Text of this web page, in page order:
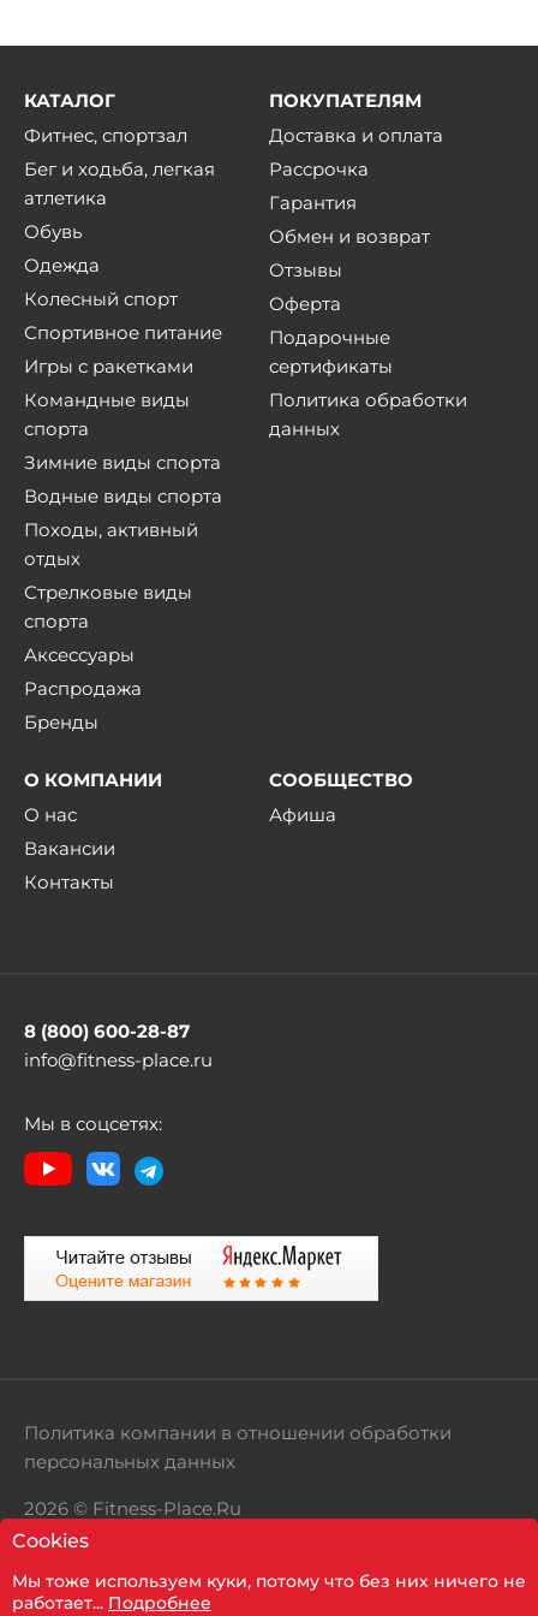
Показать фильтр
КАТАЛОГ
Фитнес, спортзал
Бег и ходьба, легкая
атлетика
Обувь
Одежда
Колесный спорт
Спортивное питание
Игры с ракетками
Командные виды
спорта
Зимние виды спорта
Водные виды спорта
Походы, активный
отдых
Стрелковые виды
спорта
Аксессуары
Распродажа
Бренды
ПОКУПАТЕЛЯМ
Доставка и оплата
Рассрочка
Гарантия
Обмен и возврат
Отзывы
Оферта
Подарочные
сертификаты
Политика обработки
данных
О КОМПАНИИ
О нас
Вакансии
Контакты
СООБЩЕСТВО
Афиша
8 (800) 600-28-87
info@fitness-place.ru
Мы в соцсетях:
2026 © Fitness-Place.Ru
Территория здорового образа жизни
Политика компании в отношении обработки
персональных данных
Cookies
Мы тоже используем куки, потому что без них ничего не
работает... Подробнее